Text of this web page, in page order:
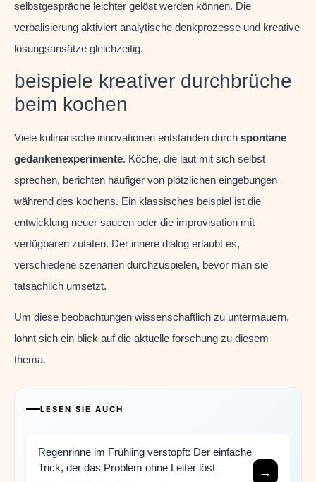
selbstgespräche leichter gelöst werden können. Die
verbalisierung aktiviert analytische denkprozesse und kreative
lösungsansätze gleichzeitig.
beispiele kreativer durchbrüche
beim kochen
Viele kulinarische innovationen entstanden durch spontane
gedankenexperimente. Köche, die laut mit sich selbst
sprechen, berichten häufiger von plötzlichen eingebungen
während des kochens. Ein klassisches beispiel ist die
entwicklung neuer saucen oder die improvisation mit
verfügbaren zutaten. Der innere dialog erlaubt es,
verschiedene szenarien durchzuspielen, bevor man sie
tatsächlich umsetzt.
Um diese beobachtungen wissenschaftlich zu untermauern,
lohnt sich ein blick auf die aktuelle forschung zu diesem
thema.
LESEN SIE AUCH
Regenrinne im Frühling verstopft: Der einfache
Trick, der das Problem ohne Leiter löst
→